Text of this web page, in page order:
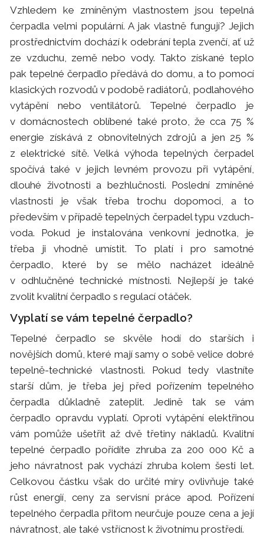
Vzhledem ke zmíněným vlastnostem jsou tepelná
čerpadla velmi populární. A jak vlastně fungují? Jejich
prostřednictvím dochází k odebrání tepla zvenčí, ať už
ze vzduchu, země nebo vody. Takto získané teplo
pak tepelné čerpadlo předává do domu, a to pomocí
klasických rozvodů v podobě radiátorů, podlahového
vytápění nebo ventilátorů. Tepelné čerpadlo je
v domácnostech oblíbené také proto, že cca 75 %
energie získává z obnovitelných zdrojů a jen 25 %
z elektrické sítě. Velká výhoda tepelných čerpadel
spočívá také v jejich levném provozu při vytápění,
dlouhé životnosti a bezhlučnosti. Poslední zmíněné
vlastnosti je však třeba trochu dopomoci, a to
především v případě tepelných čerpadel typu vzduch-
voda. Pokud je instalována venkovní jednotka, je
třeba ji vhodně umístit. To platí i pro samotné
čerpadlo, které by se mělo nacházet ideálně
v odhlučněné technické místnosti. Nejlepší je také
zvolit kvalitní čerpadlo s regulací otáček.
Vyplatí se vám tepelné čerpadlo?
Tepelné čerpadlo se skvěle hodí do starších i
novějších domů, které mají samy o sobě velice dobré
tepelně-technické vlastnosti. Pokud tedy vlastníte
starší dům, je třeba jej před pořízením tepelného
čerpadla důkladně zateplit. Jedině tak se vám
čerpadlo opravdu vyplatí. Oproti vytápění elektřinou
vám pomůže ušetřit až dvě třetiny nákladů. Kvalitní
tepelné čerpadlo pořídíte zhruba za 200 000 Kč a
jeho návratnost pak vychází zhruba kolem šesti let.
Celkovou částku však do určité míry ovlivňuje také
růst energií, ceny za servisní práce apod. Pořízení
tepelného čerpadla přitom neurčuje pouze cena a její
návratnost, ale také vstřícnost k životnímu prostředí.